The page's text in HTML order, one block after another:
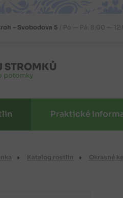
– Svobodova 5 Po — Pá: 8:00 —
STROMKŮ
potomky
Praktické
Katalog rostlin Okrasné